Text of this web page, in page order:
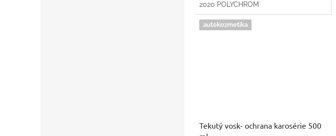
2020 POLYCHROM
autokozmetika
Tekutý vosk- ochrana karosérie 500